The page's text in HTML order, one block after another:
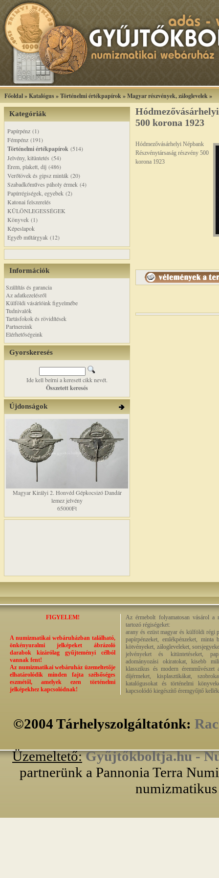
Főoldal»Katalógus»Történelmi értékpapírok»Magyar részvények, záloglevelek»
Kategóriák
Papírpénz (1)
Fémpénz (191)
Történelmi értékpapírok (514)
Jelvény, kitüntetés (54)
Érem, plakett, díj (486)
Verőtövek és gipsz minták (20)
Szabadkőműves páholy érmek (4)
Papírrégiségek, egyebek (2)
Katonai felszerelés
KÜLÖNLEGESSÉGEK
Könyvek (1)
Képeslapok
Egyéb műtárgyak (12)
Információk
Szállítás és garancia
Az adatkezelésről
Külföldi vásárlóink figyelmébe
Tudnivalók
Tartásfokok és rövidítések
Partnereink
Elérhetőségeink
Gyorskeresés
Ide kell beírni a keresett cikk nevét.
Összetett keresés
Újdonságok
Magyar Királyi 2. Honvéd Gépkocsizó Dandár
lemez jelvény
65000Ft
500 korona 1923
Hódmezővásárhelyi Népbank
Részvénytársaság részvény 500
korona 1923
FIGYELEM!
A numizmatikai webáruházban található,
önkényuralmi jelképeket ábrázoló
darabok kizárólag gyűjteményi célból
vannak fent!
Az numizmatikai webáruház üzemeltetője
elhatárolódik minden fajta szélsőséges
eszmétől, amelyek ezen történelmi
jelképekhez kapcsolódnak!
Az érmebolt folyamatosan vásárol a
tartozó régiségeket:
arany és ezüst magyar és külföldi régi
papírpénzeket, emlékpénzeket, minta
kötvényeket, zálogleveleket,
jelvényeket és kitüntetéseket,
adományozási okiratokat, kisebb
klasszikus és modern éremművészet
díjérmeket, kisplasztikákat,
katalógusokat és történelmi
kapcsolódó kiegészítő éremgyűjtő
©2004 Tárhelyszolgáltatónk:
Üzemeltető: Gyűjtőkboltja.hu -
partnerünk a Pannonia Terra
numizmatikus